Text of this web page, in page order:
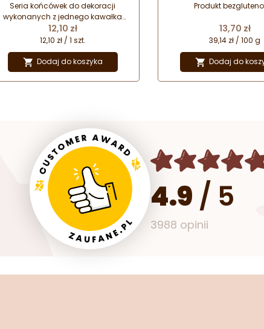
Seria końcówek do dekoracji
wykonanych z jednego kawałka
stali nierdzewnej. Niezbędny element
wyposażenia każdej profesjonalnej i
domowej pracowni cukierniczej.
Cena
12,10 zł
12,10 zł / 1 szt.
 Dodaj do koszyka
Produkt
Cena
13,70 zł
39,14 zł / 100 g
 Dodaj do
4.9 / 5
3988 opinii